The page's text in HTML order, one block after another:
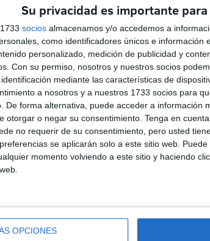
Su privacidad es importante
socios almacenamos y/o accedemos a
como identificadores únicos e información
personalizado, medición de publicidad y
Con su permiso, nosotros y nuestros socios
mediante las características de
a nosotros y a nuestros 1733 socios para
De forma alternativa, puede acceder a información
otorgar o negar su consentimiento. Tenga en
no requerir de su consentimiento, pero usted
se aplicarán solo a este sitio web.
momento volviendo a este sitio y haciendo
OPCIONES
profesionales del Cuerpo, que representan
no es capaz de gestionar eficazmente sus
de Seguridad”.
este sábado en la comandancia de la
en sus localidades de origen. En San
se ha guardado un minuto de silencio.
en Barbate en señal de duelo por la
zona para luchar contra estos actos